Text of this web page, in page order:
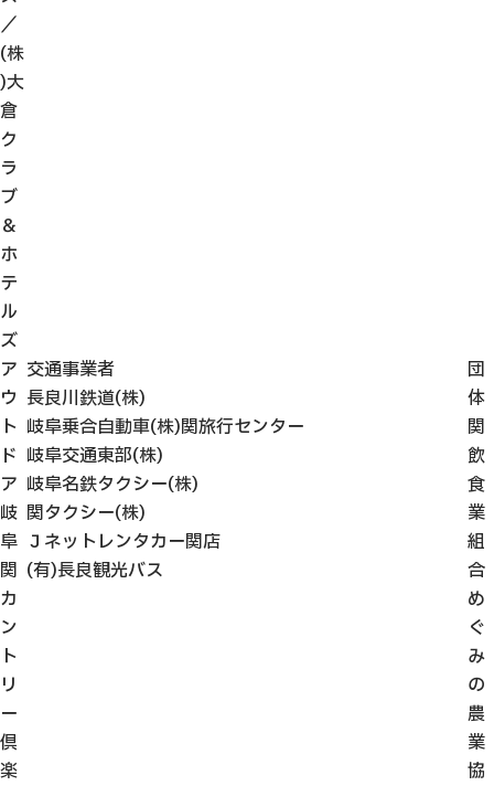
／
(株
)大
倉
ク
ラ
ブ
＆
ホ
テ
ル
ズ
ア
ウ
ト
ド
ア
岐
阜
関
カ
ン
ト
リ
ー
倶
楽
交通事業者
長良川鉄道(株)
岐阜乗合自動車(株)関旅行センター
岐阜交通東部(株)
岐阜名鉄タクシー(株)
関タクシー(株)
Ｊネットレンタカー関店
(有)長良観光バス
団
体
関
飲
食
業
組
合
め
ぐ
み
の
農
業
協